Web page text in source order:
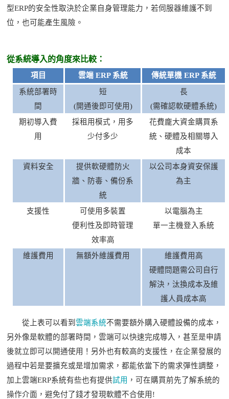
型ERP的安全性取決於企業自身管理能力，若伺服器維護不到
位，也可能產生風險。
從系統導入的角度來比較：
項目 雲端 ERP 系統 傳統單機 ERP 系統
系統部署時
間
短
(開通後即可使用)
長
(需確認軟硬體系統)
期初導入費
用
採租用模式，用多
少付多少
花費龐大資金購買系
統、硬體及相關導入
成本
資料安全
提供軟硬體防火
牆、防毒、備份系
統
以公司本身資安保護
為主
支援性
可使用多裝置
便利性及即時管理
效率高
以電腦為主
單一主機登入系統
維護費用 無額外維護費用
維護費用高
硬體問題需公司自行
解決，汰換成本及維
護人員成本高
從上表可以看到 雲端系統不需要額外購入硬體設備的成本，
另外像是軟體的部署時間，雲端可以快速完成導入，甚至是申請
後就立即可以開通使用！另外也有較高的支援性，在企業發展的
過程中若是要擴充或是增加需求，都能依當下的需求彈性調整，
加上雲端ERP系統有些也有提供試用 ，可在購買前先了解系統的
操作介面，避免付了錢才發現軟體不合使用 !